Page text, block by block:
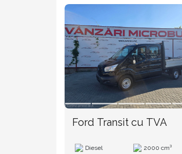
Ford Transit cu TVA
Diesel 2000 cm³